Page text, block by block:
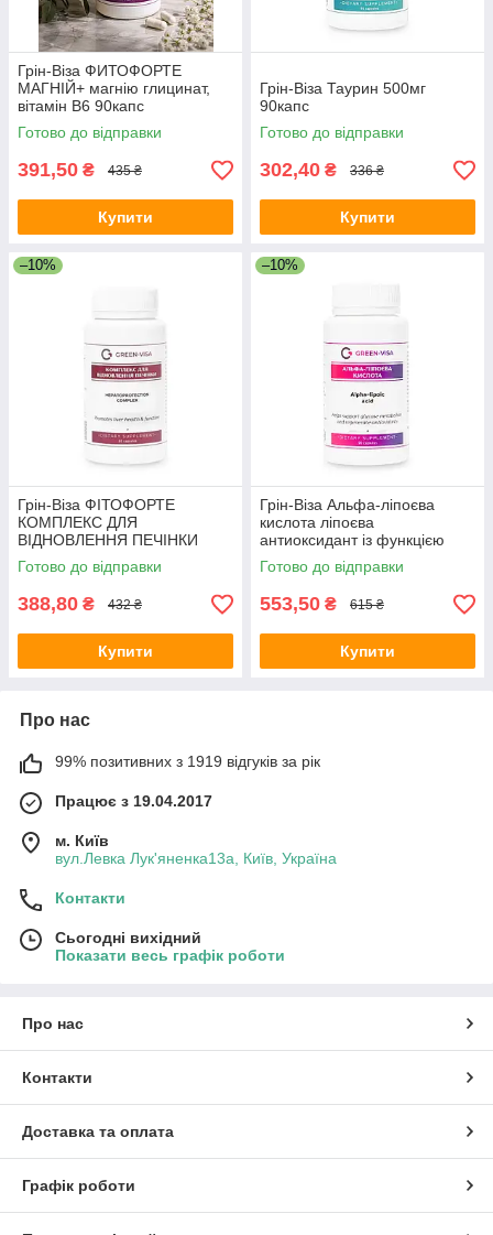
Грін-Віза ФИТОФОРТЕ
МАГНІЙ+ магнію глицинат,
вітамін В6 90капс
Готово до відправки
391,50 ₴ 435 ₴
Купити
Грін-Віза Таурин 500мг
90капс
Готово до відправки
302,40 ₴ 336 ₴
Купити
–10%
Грін-Віза ФІТОФОРТЕ
КОМПЛЕКС ДЛЯ
ВІДНОВЛЕННЯ ПЕЧІНКИ
90капс
Готово до відправки
388,80 ₴ 432 ₴
Купити
–10%
Грін-Віза Альфа-ліпоєва
кислота ліпоєва
антиоксидант із функцією
корекції ваги 90капс
Готово до відправки
553,50 ₴ 615 ₴
Купити
Про нас
99% позитивних з 1919 відгуків за рік
Працює з 19.04.2017
м. Київ
вул.Левка Лук'яненка13а, Київ, Україна
Контакти
Сьогодні вихідний
Показати весь графік роботи
Про нас
Контакти
Доставка та оплата
Графік роботи